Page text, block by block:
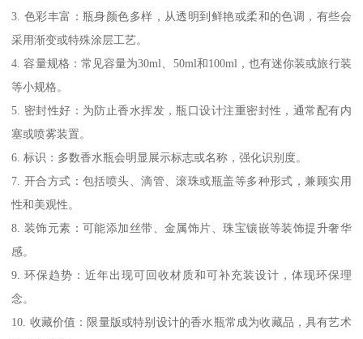
3. 色彩丰富：瓶身颜色多样，从透明到鲜艳或柔和的色调，有些会
采用渐变或特殊涂层工艺。
4. 容量规格：常见容量为30ml、50ml和100ml，也有迷你装或旅行装
等小规格。
5. 密封性好：为防止香水挥发，瓶口设计注重密封性，通常配有内
塞或喷雾装置。
6. 标识：多数香水瓶会明显展示标志或名称，强化识别度。
7. 开合方式：包括喷头、滴管、滚珠或瓶盖等多种形式，兼顾实用
性和美观性。
8. 装饰元素：可能添加丝带、金属饰片、珠宝镶嵌等装饰提升奢华
感。
9. 环保趋势：近年出现可回收材质和可补充装设计，体现环保理
念。
10. 收藏价值：限量版或特别设计的香水瓶常成为收藏品，具有艺术